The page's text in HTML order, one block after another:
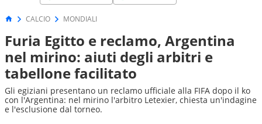
CALCIO MONDIALI
Furia Egitto e reclamo, Argentina
nel mirino: aiuti degli arbitri e
tabellone facilitato
Gli egiziani presentano un reclamo ufficiale alla FIFA dopo il ko
con l'Argentina: nel mirino l'arbitro Letexier, chiesta un'indagine
e l'esclusione dal torneo.